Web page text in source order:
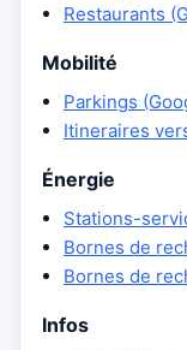
Restaurants
Mobilité
Parkings
Itineraires
Énergie
Stations-
Bornes de
Bornes de
Infos